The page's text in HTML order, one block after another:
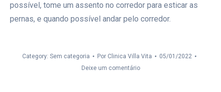
possível, tome um assento no corredor para esticar as
pernas, e quando possível andar pelo corredor.
Category: Sem categoria Por Clinica Villa Vita
05/01/2022
Deixe um comentário